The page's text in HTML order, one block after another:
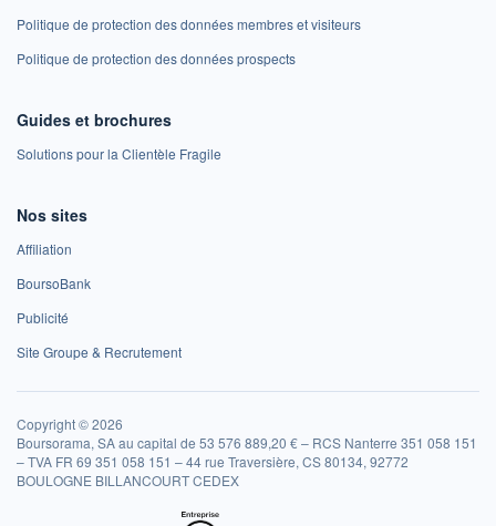
Politique de protection des données membres et visiteurs
Politique de protection des données prospects
Guides et brochures
Solutions pour la Clientèle Fragile
Nos sites
Affiliation
BoursoBank
Publicité
Site Groupe & Recrutement
Copyright © 2026
Boursorama, SA au capital de 53 576 889,20 € – RCS Nanterre 351 058 151
– TVA FR 69 351 058 151 – 44 rue Traversière, CS 80134, 92772
BOULOGNE BILLANCOURT CEDEX